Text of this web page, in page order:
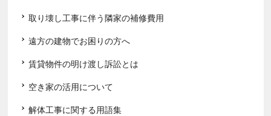
取り壊し工事に伴う隣家の補修費用
遠方の建物でお困りの方へ
賃貸物件の明け渡し訴訟とは
空き家の活用について
解体工事に関する用語集